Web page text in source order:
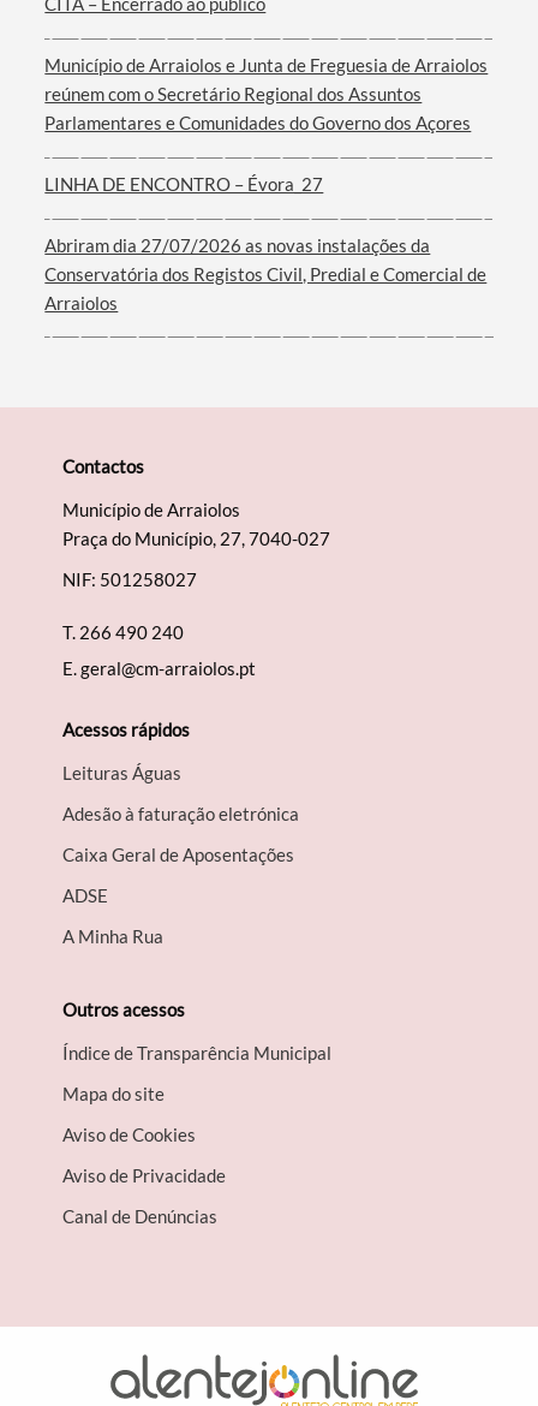
Categorias gerais
Filtros
Município de Arraiolos e Junta de Freguesia de Arraiolos
reúnem com o Secretário Regional dos Assuntos
Parlamentares e Comunidades do Governo dos Açores
LINHA DE ENCONTRO – Évora_27
Abriram dia 27/07/2026 as novas instalações da
Conservatória dos Registos Civil, Predial e Comercial de
Arraiolos
Contactos
Município de Arraiolos
Praça do Município, 27, 7040-027
NIF: 501258027
T. 266 490 240
E.geral@cm-arraiolos.pt
Acessos rápidos
Leituras Águas
Adesão à faturação eletrónica
Caixa Geral de Aposentações
A​DSE
A Minha Rua
Outros acessos
Índice de Transparência Municipal
Mapa do site
Aviso de Cookies
Aviso de Privacidade
Canal de Denúncias